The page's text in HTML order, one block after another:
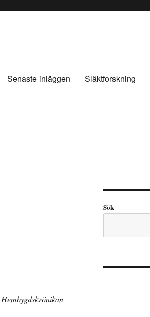
Senaste inläggen Släktforskning
Sök